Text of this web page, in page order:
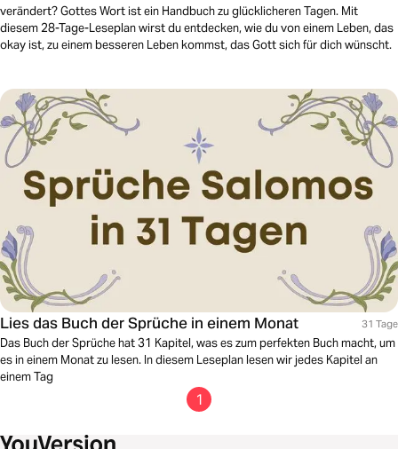
verändert? Gottes Wort ist ein Handbuch zu glücklicheren Tagen. Mit
diesem 28-Tage-Leseplan wirst du entdecken, wie du von einem Leben, das
okay ist, zu einem besseren Leben kommst, das Gott sich für dich wünscht.
Lies das Buch der Sprüche in einem Monat 31 Tage
Das Buch der Sprüche hat 31 Kapitel, was es zum perfekten Buch macht, um
es in einem Monat zu lesen. In diesem Leseplan lesen wir jedes Kapitel an
einem Tag
1